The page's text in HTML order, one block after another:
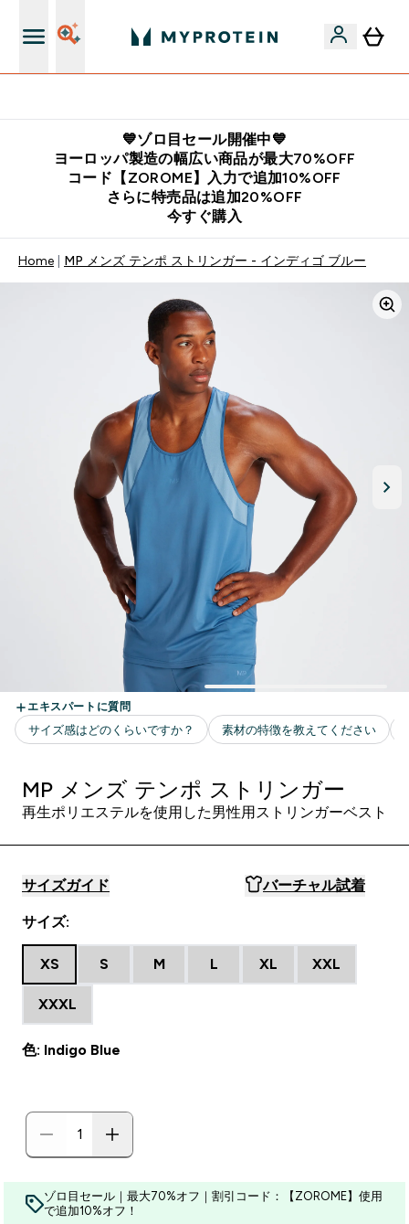
💙ゾロ目セール開催中💙
ヨーロッパ製造の幅広い商品が最大70%OFF
コード【ZOROME】入力で追加10%OFF
さらに特売品は追加20%OFF
今すぐ購入
Home MP メンズ テンポ ストリンガー - インディゴ ブルー
MP メンズ テンポ ストリンガー
再生ポリエステルを使用した男性用ストリンガーベスト
サイズガイド バーチャル試着
サイズ:
XS S M L XL XXL
XXXL
色: Indigo Blue
ゾロ目セール｜最大70%オフ｜割引コード：【ZOROME】使用
で追加10%オフ！